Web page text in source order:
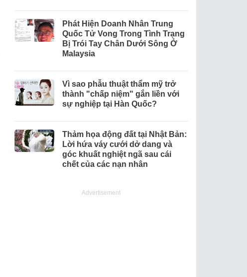
Phát Hiện Doanh Nhân Trung
Quốc Tử Vong Trong Tình Trạng
Bị Trói Tay Chân Dưới Sông Ở
Malaysia
Vì sao phẫu thuật thẩm mỹ trở
thành "chấp niệm" gắn liền với
sự nghiệp tại Hàn Quốc?
Thảm họa động đất tại Nhật Bản:
Lời hứa váy cưới dở dang và
góc khuất nghiệt ngã sau cái
chết của các nạn nhân
Advertisement